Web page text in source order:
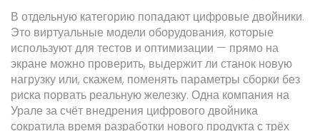
В отдельную категорию попадают цифровые двойники.
Это виртуальные модели оборудования, которые
используют для тестов и оптимизации — прямо на
экране можно проверить, выдержит ли станок новую
нагрузку или, скажем, поменять параметры сборки без
риска порвать реальную железку. Одна компания на
Урале за счёт внедрения цифрового двойника
сократила время разработки нового продукта с трёх